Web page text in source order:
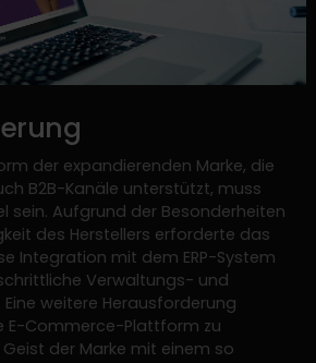
der expandierenden Marke, die
B2B-Kanäle unterstützt, muss
sein. Aufgrund der Besonderheiten
des Herstellers erforderte das
Integration mit dem ERP-System
Verwaltungs- und
weitere Herausforderung
E-Commerce-Plattform zu
der Marke mit einem so